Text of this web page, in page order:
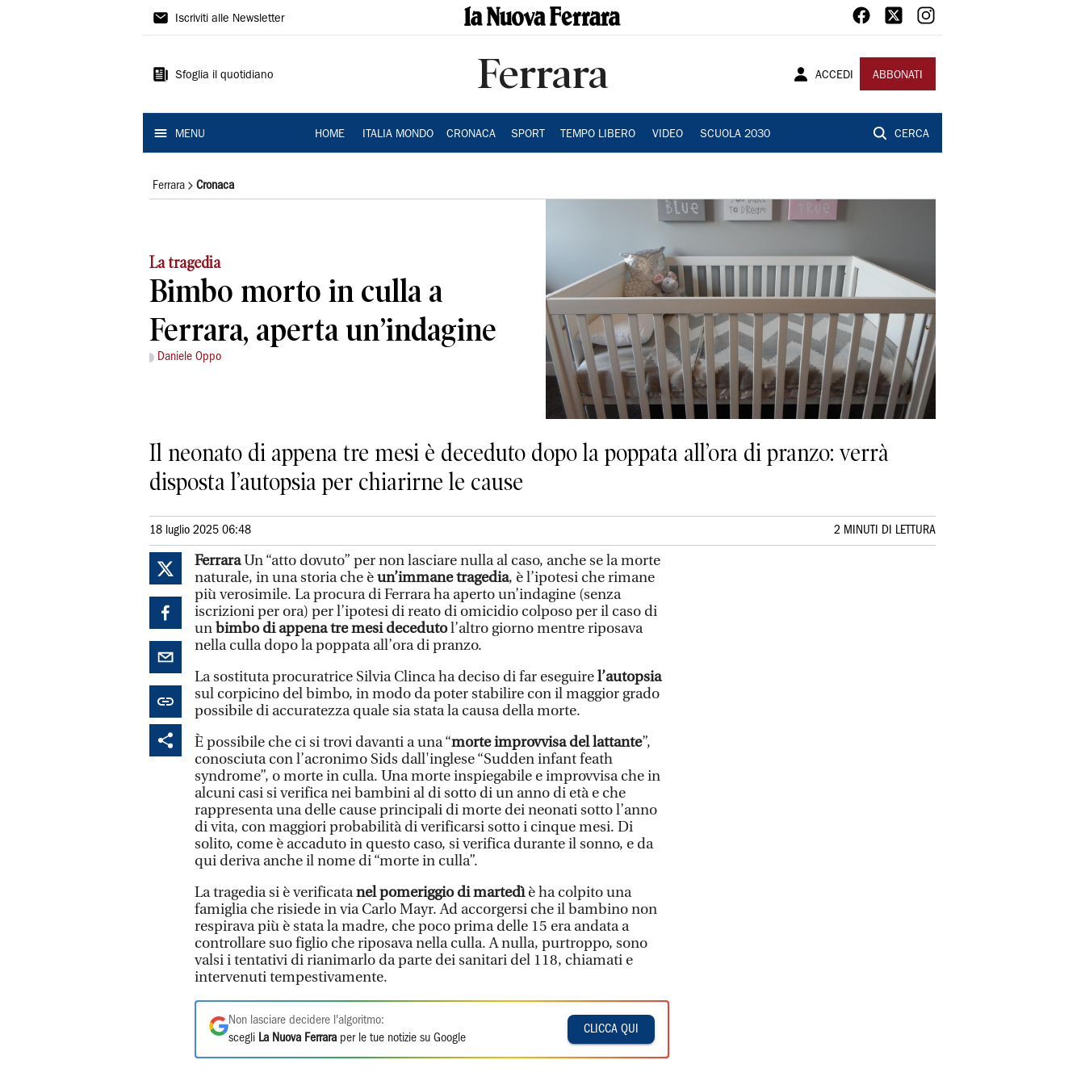
La
Ferrara
Iscriviti alle Newsletter
Sfoglia il quotidiano Ferrara ACCEDI ABBONATI
MENU HOME ITALIA MONDO CRONACA SPORT TEMPO LIBERO VIDEO SCUOLA 2030 CERCA
Ferrara Cronaca
La tragedia
Bimbo morto in culla a
Ferrara, aperta un’indagine
Daniele Oppo
Il neonato di appena tre mesi è deceduto dopo la poppata all’ora di pranzo: verrà
disposta l’autopsia per chiarirne le cause
18 luglio 2025 06:48 2 MINUTI DI LETTURA
FerraraUn “atto dovuto” per non lasciare nulla al caso, anche se la morte
naturale, in una storia che èun’immane tragedia, è l’ipotesi che rimane
più verosimile. La procura di Ferrara ha aperto un’indagine (senza
iscrizioni per ora) per l’ipotesi di reato di omicidio colposo per il caso di
unbimbo di appena tre mesi decedutol’altro giorno mentre riposava
nella culla dopo la poppata all’ora di pranzo.
La sostituta procuratrice Silvia Clinca ha deciso di far eseguirel’autopsia
sul corpicino del bimbo, in modo da poter stabilire con il maggior grado
possibile di accuratezza quale sia stata la causa della morte.
È possibile che ci si trovi davanti a una “morte improvvisa del lattante”,
conosciuta con l’acronimo Sids dall'inglese “Sudden infant feath
syndrome”, o morte in culla. Una morte inspiegabile e improvvisa che in
alcuni casi si verifica nei bambini al di sotto di un anno di età e che
rappresenta una delle cause principali di morte dei neonati sotto l’anno
di vita, con maggiori probabilità di verificarsi sotto i cinque mesi. Di
solito, come è accaduto in questo caso, si verifica durante il sonno, e da
qui deriva anche il nome di “morte in culla”.
La tragedia si è verificatanel pomeriggio di martedìè ha colpito una
famiglia che risiede in via Carlo Mayr. Ad accorgersi che il bambino non
respirava più è stata la madre, che poco prima delle 15 era andata a
controllare suo figlio che riposava nella culla. A nulla, purtroppo, sono
valsi i tentativi di rianimarlo da parte dei sanitari del 118, chiamati e
intervenuti tempestivamente.
Non lasciare decidere l'algoritmo:
scegli La Nuova Ferrara per le tue notizie su Google
CLICCA QUI